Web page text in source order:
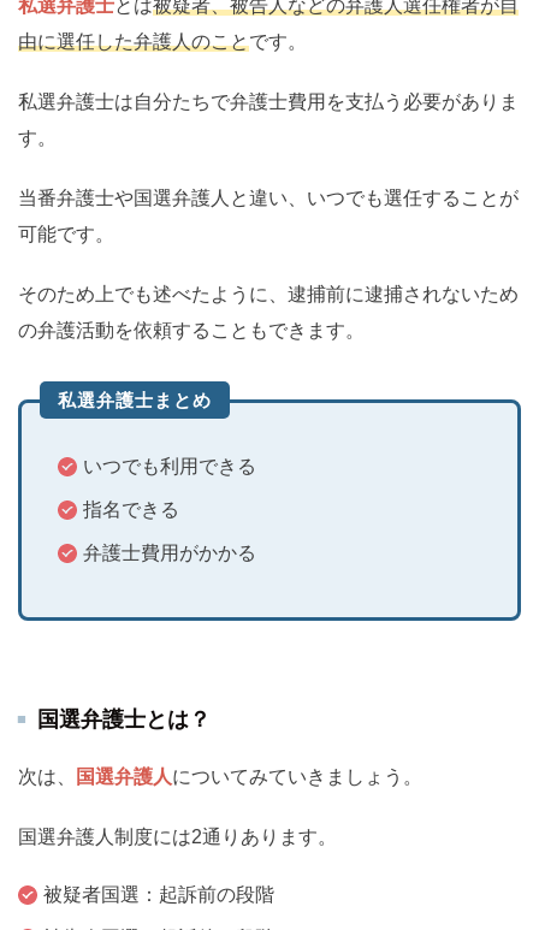
私選弁護士とは被疑者、被告人などの弁護人選任権者が自
由に選任した弁護人のことです。
私選弁護士は自分たちで弁護士費用を支払う必要がありま
す。
当番弁護士や国選弁護人と違い、いつでも選任することが
可能です。
そのため上でも述べたように、逮捕前に逮捕されないため
の弁護活動を依頼することもできます。
私選弁護士まとめ
いつでも利用できる
指名できる
弁護士費用がかかる
国選弁護士とは？
次は、 国選弁護人についてみていきましょう。
国選弁護人制度には2通りあります。
被疑者国選：起訴前の段階